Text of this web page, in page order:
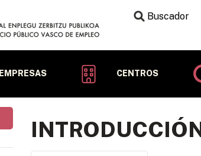
Buscador
EMPRESAS CENTROS